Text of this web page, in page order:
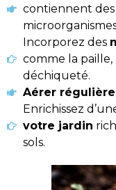
contiennent des
Incorporez des
comme la
déchiqueté.
Aérer
Enrichissez
votre jardin
sols.